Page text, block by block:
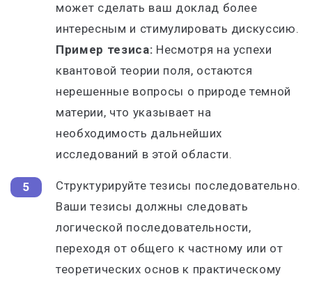
может сделать ваш доклад более
интересным и стимулировать дискуссию.
Пример тезиса: Несмотря на успехи
квантовой теории поля, остаются
нерешенные вопросы о природе темной
материи, что указывает на
необходимость дальнейших
исследований в этой области.
Структурируйте тезисы последовательно.
Ваши тезисы должны следовать
логической последовательности,
переходя от общего к частному или от
теоретических основ к практическому